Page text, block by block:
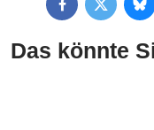
FacebookTwitter
Das könnte